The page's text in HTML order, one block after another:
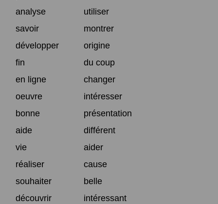
analyse
utiliser
savoir
montrer
développer
origine
fin
du coup
en ligne
changer
oeuvre
intéresser
bonne
présentation
aide
différent
vie
aider
réaliser
cause
souhaiter
belle
découvrir
intéressant